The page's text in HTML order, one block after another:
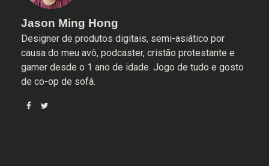
Jason Ming Hong
Designer de produtos digitais, semi-asiático por
causa do meu avô, podcaster, cristão protestante e
gamer desde o 1 ano de idade. Jogo de tudo e gosto
de co-op de sofá.